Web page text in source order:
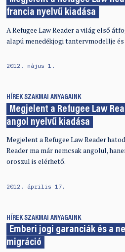
francia nyelvű kiadása
A Refugee Law Reader a világ első
alapú menedékjogi tantervmodellje
2012. május 1.
HÍREK SZAKMAI ANYAGAINK
Megjelent a Refugee Law
angol nyelvű kiadása
Megjelent a Refugee Law Reader
Reader ma már nemcsak angolul,
oroszul is elérhető.
2012. április 17.
HÍREK SZAKMAI ANYAGAINK
Emberi jogi garanciák és a
migráció